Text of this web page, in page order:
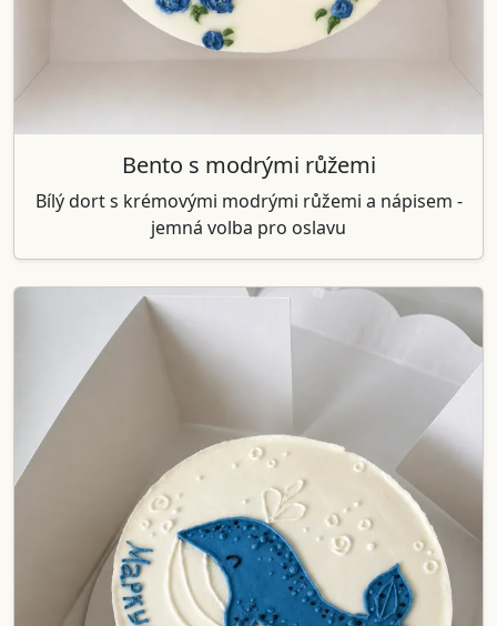
Bento s modrými růžemi
Bílý dort s krémovými modrými růžemi a nápisem -
jemná volba pro oslavu